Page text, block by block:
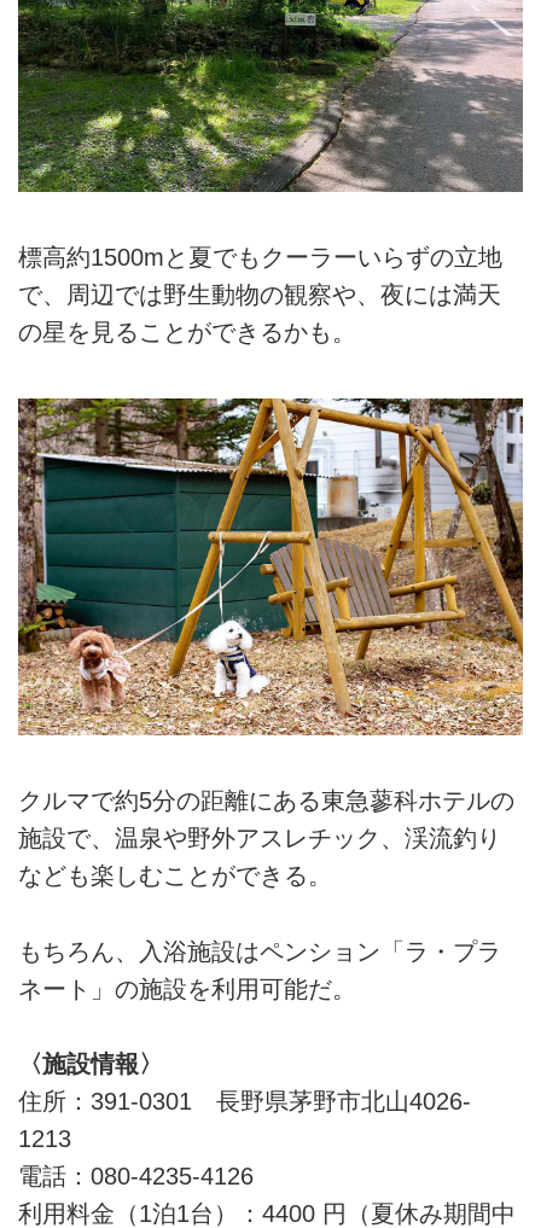
標高約1500mと夏でもクーラーいらずの立地
で、周辺では野生動物の観察や、夜には満天
の星を見ることができるかも。
クルマで約5分の距離にある東急蓼科ホテルの
施設で、温泉や野外アスレチック、渓流釣り
なども楽しむことができる。
もちろん、入浴施設はペンション「ラ・プラ
ネート」の施設を利用可能だ。
〈施設情報〉
住所：391-0301 長野県茅野市北山4026-
1213
電話：080-4235-4126
利用料金（1泊1台）：4400 円（夏休み期間中